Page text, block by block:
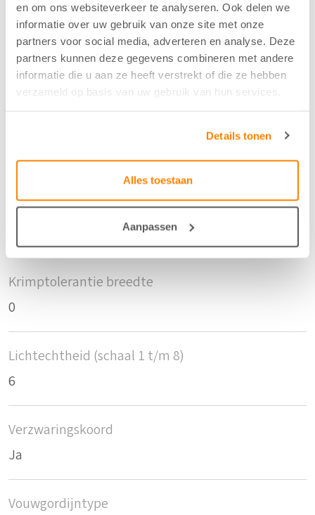
en om ons websiteverkeer te analyseren. Ook delen we
informatie over uw gebruik van onze site met onze
partners voor social media, adverteren en analyse. Deze
partners kunnen deze gegevens combineren met andere
informatie die u aan ze heeft verstrekt of die ze hebben
verzameld op basis van uw gebruik van hun services.
Details tonen
Alles toestaan
Aanpassen
Zand - 16
Breedte/hoogte
315 cm
Krimptolerantie hoogte
Krimptolerantie breedte
0
Lichtechtheid (schaal 1 t/m 8)
6
Verzwaringskoord
Ja
Vouwgordijntype